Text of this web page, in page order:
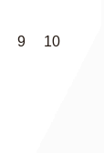
9 10